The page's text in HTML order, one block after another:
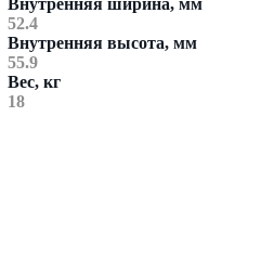
Внутренняя ширина, мм
52.4
Внутренняя высота, мм
55.9
Вес, кг
18